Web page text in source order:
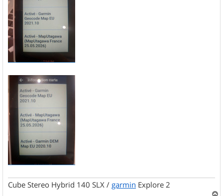
Cube Stereo Hybrid 140 SLX / garmin Explore 2